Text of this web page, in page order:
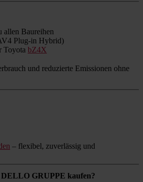
allen Baureihen
Plug-in Hybrid)
Toyota bZ4X
und reduzierte Emissionen ohne
– flexibel, zuverlässig und
GRUPPE kaufen?